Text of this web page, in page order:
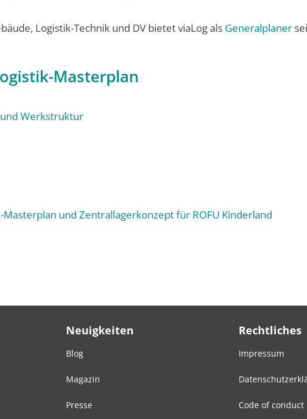
Logistik-Technik und DV bietet viaLog als Generalplaner
Masterplan
Werkstruktur
und Zentrallagerkonzept für ROFU Kinderland
Neuigkeiten
Blog
Magazin
Presse
Rechtliches
Impressum
Code of conduct